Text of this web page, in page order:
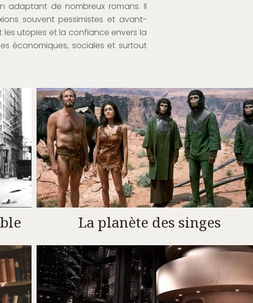
adaptant de nombreux romans. Il
souvent pessimistes et avant-
les utopies et la confiance envers la
économiques, sociales et surtout
La planète des singes